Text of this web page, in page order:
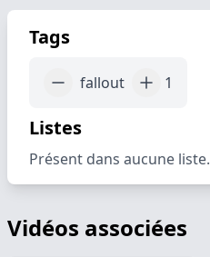
Tags
fallout 1
Listes
Présent dans aucune liste.
Vidéos associées